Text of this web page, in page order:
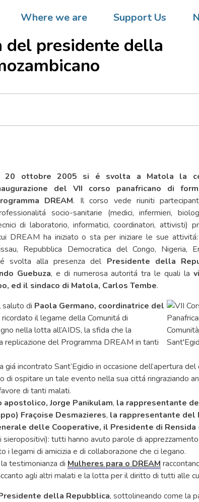
Where we are Support Us
si è aperto a
del presidente della
20 ottobre 2005 si é svolta a Matola la
del VII corso panafricano di
DREAM. Il corso vede riuniti
socio-sanitarie (medici, infermieri,
di laboratorio, informatici, coordinatori, attivisti)
DREAM ha iniziato o sta per iniziare le sue attivitá:
Repubblica Democratica del Congo, Nigeria,
svolta alla presenza del Presidente della
Guebuza, e di numerosa autoritá tra le quali la
ed il sindaco di Matola, Carlos Tembe.
saluto di Paola Germano, coordinatrice del
ricordato il legame della Comunitá di
nella lotta all’AIDS, la sfida che la
replicazione del Programma DREAM in tanti
giá incontrato Sant’Egidio in occasione dell’apertura del
di ospitare un tale evento nella sua cittá ringraziando
di tanti malati.
apostolico, Jorge Panikulam, la rappresentante
Fraçoise Desmazieres, la rappresentante del
delle Cooperative, il Presidente di Rensida
sieropositivi): tutti hanno avuto parole di
i legami di amicizia e di collaborazione che ci legano.
testimonianza di Mulheres para o DREAM
agli altri malati e la lotta per il diritto di tutti alle
della Repubblica, sottolineando come la